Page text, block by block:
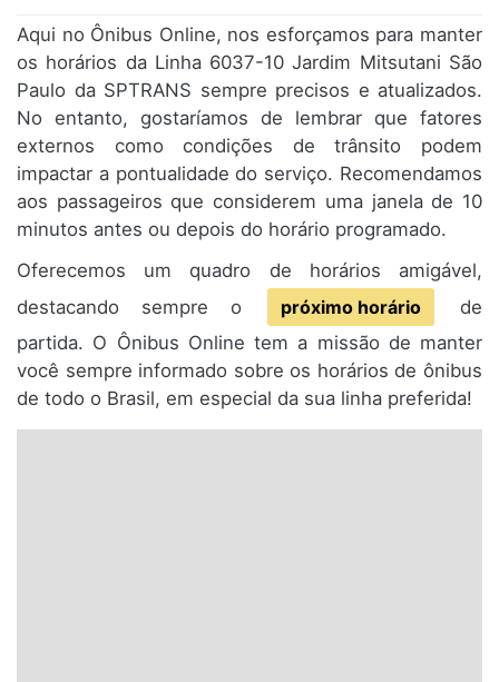
Aqui no Ônibus Online, nos esforçamos para manter
os horários da Linha 6037-10 Jardim Mitsutani São
Paulo da SPTRANS sempre precisos e atualizados.
No entanto, gostaríamos de lembrar que fatores
externos como condições de trânsito podem
impactar a pontualidade do serviço. Recomendamos
aos passageiros que considerem uma janela de 10
minutos antes ou depois do horário programado.
Oferecemos um quadro de horários amigável,
destacando sempre o
próximo horário
de
partida. O Ônibus Online tem a missão de manter
você sempre informado sobre os horários de ônibus
de todo o Brasil, em especial da sua linha preferida!